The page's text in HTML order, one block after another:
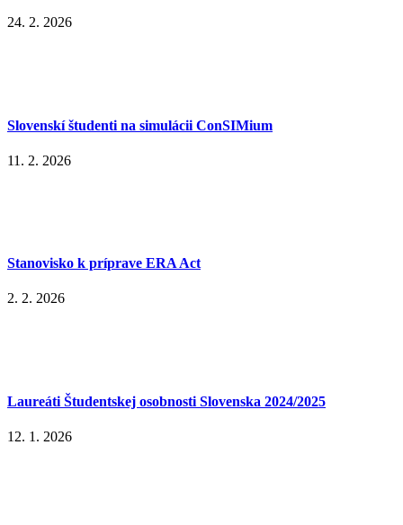
24. 2. 2026
Slovenskí študenti na simulácii ConSIMium
11. 2. 2026
Stanovisko k príprave ERA Act
2. 2. 2026
Laureáti Študentskej osobnosti Slovenska 2024/2025
12. 1. 2026